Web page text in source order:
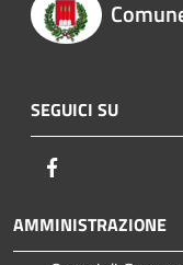
SEGUICI SU
AMMINISTRAZIONE